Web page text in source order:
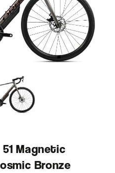
51 Magnetic
Bronze